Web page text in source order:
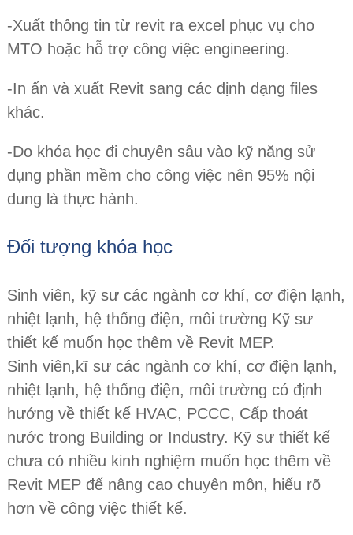
-Xuất thông tin từ revit ra excel phục vụ cho
MTO hoặc hỗ trợ công việc engineering.
-In ấn và xuất Revit sang các định dạng files
khác.
-Do khóa học đi chuyên sâu vào kỹ năng sử
dụng phần mềm cho công việc nên 95% nội
dung là thực hành.
Đối tượng khóa học
Sinh viên, kỹ sư các ngành cơ khí, cơ điện lạnh,
nhiệt lạnh, hệ thống điện, môi trường Kỹ sư
thiết kế muốn học thêm về Revit MEP.
Sinh viên,kĩ sư các ngành cơ khí, cơ điện lạnh,
nhiệt lạnh, hệ thống điện, môi trường có định
hướng về thiết kế HVAC, PCCC, Cấp thoát
nước trong Building or Industry. Kỹ sư thiết kế
chưa có nhiều kinh nghiệm muốn học thêm về
Revit MEP để nâng cao chuyên môn, hiểu rõ
hơn về công việc thiết kế.